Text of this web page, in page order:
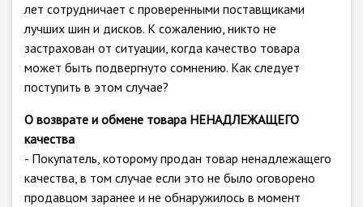
лет сотрудничает с проверенными поставщиками
лучших шин и дисков. К сожалению, никто не
застрахован от ситуации, когда качество товара
может быть подвергнуто сомнению. Как следует
поступить в этом случае?
О возврате и обмене товара НЕНАДЛЕЖАЩЕГО
качества
- Покупатель, которому продан товар ненадлежащего
качества, в том случае если это не было оговорено
продавцом заранее и не обнаружилось в момент